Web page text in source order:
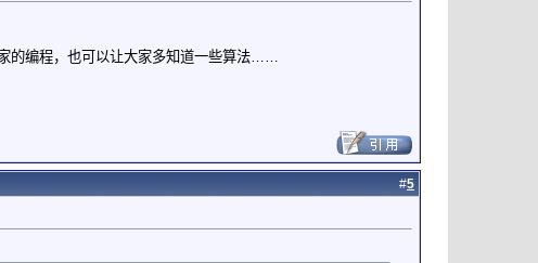
的编程，也可以让大家多知道一些算法……
#5